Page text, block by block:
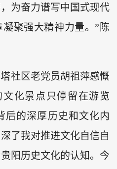
为奋力谱写中国式现代
聚强大精神力量。”陈
社区老党员胡祖萍感慨
化景点只停留在游览
后的深厚历史和文化内
了我对推进文化自信自
阳历史文化的认知。今